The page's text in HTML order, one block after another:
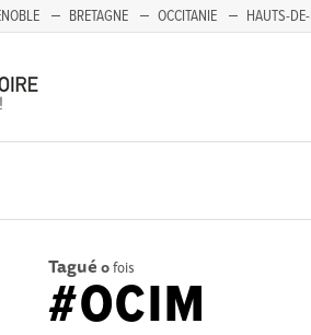
BRETAGNE OCCITANIE HAUTS-
Tagué 0fois
#OCIM